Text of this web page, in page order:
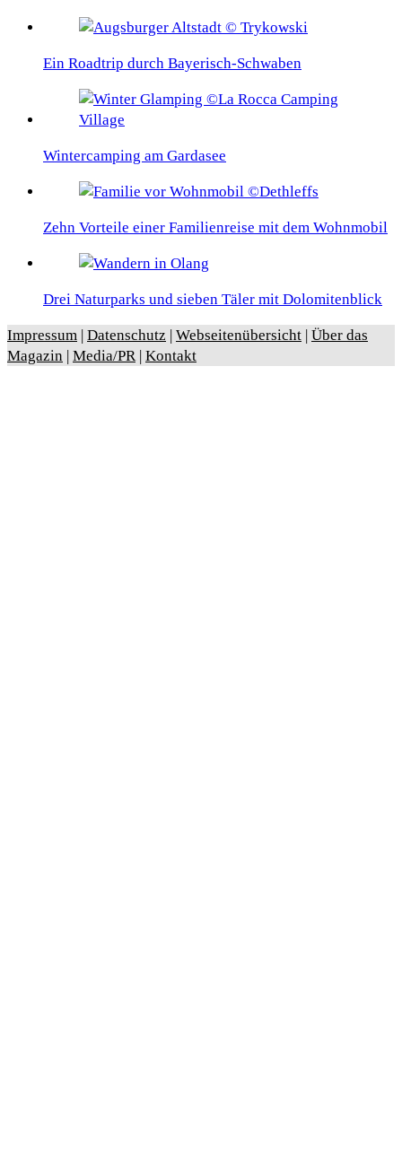
Ein Roadtrip durch Bayerisch-Schwaben
Wintercamping am Gardasee
Zehn Vorteile einer Familienreise mit dem Wohnmobil
Drei Naturparks und sieben Täler mit Dolomitenblick
Impressum | Datenschutz | Webseitenübersicht | Über das
Magazin | Media/PR | Kontakt